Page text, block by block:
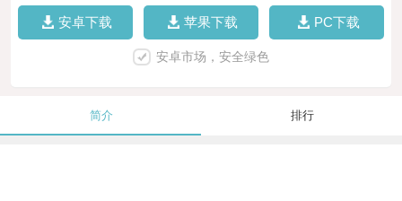
安卓下载 苹果下载 PC下载
安卓市场，安全绿色
简介 排行